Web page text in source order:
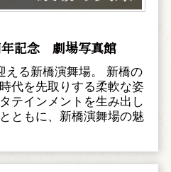
年記念 劇場写真館
える新橋演舞場。 新橋の
代を先取りする柔軟な姿
テインメントを生み出し
ともに、新橋演舞場の魅